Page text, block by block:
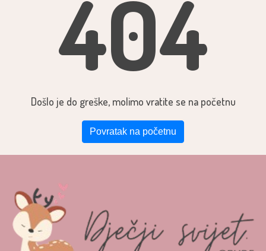
404
Došlo je do greške, molimo vratite se na početnu
Povratak na početnu